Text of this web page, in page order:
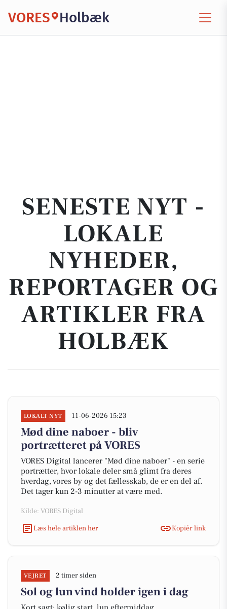
VORES Holbæk
SENESTE NYT -
LOKALE
NYHEDER,
REPORTAGER OG
ARTIKLER FRA
HOLBÆK
LOKALT NYT 11-06-2026 15:23
Mød dine naboer - bliv
portrætteret på VORES
VORES Digital lancerer "Mød dine naboer" - en serie
portrætter, hvor lokale deler små glimt fra deres
hverdag, vores by og det fællesskab, de er en del af.
Det tager kun 2-3 minutter at være med.
Kilde: VORES Digital
Læs hele artiklen her
Kopiér link
VEJRET 2 timer siden
Sol og lun vind holder igen i dag